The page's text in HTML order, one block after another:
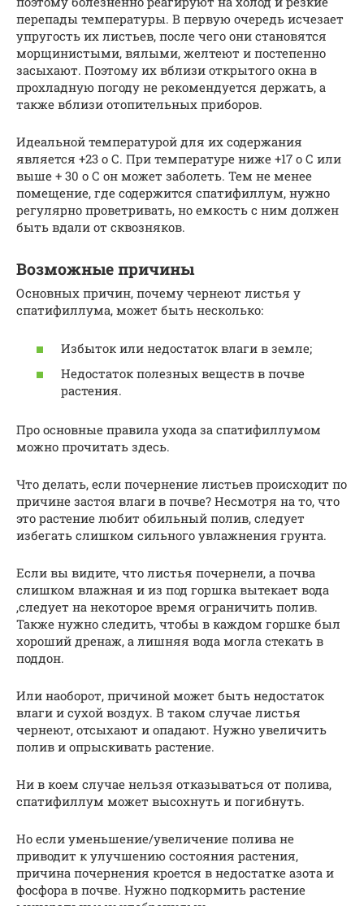
перепады температуры. В первую очередь исчезает
упругость их листьев, после чего они становятся
морщинистыми, вялыми, желтеют и постепенно
засыхают. Поэтому их вблизи открытого окна в
прохладную погоду не рекомендуется держать, а
также вблизи отопительных приборов.
Идеальной температурой для их содержания
является +23 о С. При температуре ниже +17 о С или
выше + 30 о С он может заболеть. Тем не менее
помещение, где содержится спатифиллум, нужно
регулярно проветривать, но емкость с ним должен
быть вдали от сквозняков.
Возможные причины
Основных причин, почему чернеют листья у
спатифиллума, может быть несколько:
Избыток или недостаток влаги в земле;
Недостаток полезных веществ в почве
растения.
Про основные правила ухода за спатифиллумом
можно прочитать здесь.
Что делать, если почернение листьев происходит по
причине застоя влаги в почве? Несмотря на то, что
это растение любит обильный полив, следует
избегать слишком сильного увлажнения грунта.
Если вы видите, что листья почернели, а почва
слишком влажная и из под горшка вытекает вода
,следует на некоторое время ограничить полив.
Также нужно следить, чтобы в каждом горшке был
хороший дренаж, а лишняя вода могла стекать в
поддон.
Или наоборот, причиной может быть недостаток
влаги и сухой воздух. В таком случае листья
чернеют, отсыхают и опадают. Нужно увеличить
полив и опрыскивать растение.
Ни в коем случае нельзя отказываться от полива,
спатифиллум может высохнуть и погибнуть.
Но если уменьшение/увеличение полива не
приводит к улучшению состояния растения,
причина почернения кроется в недостатке азота и
фосфора в почве. Нужно подкормить растение